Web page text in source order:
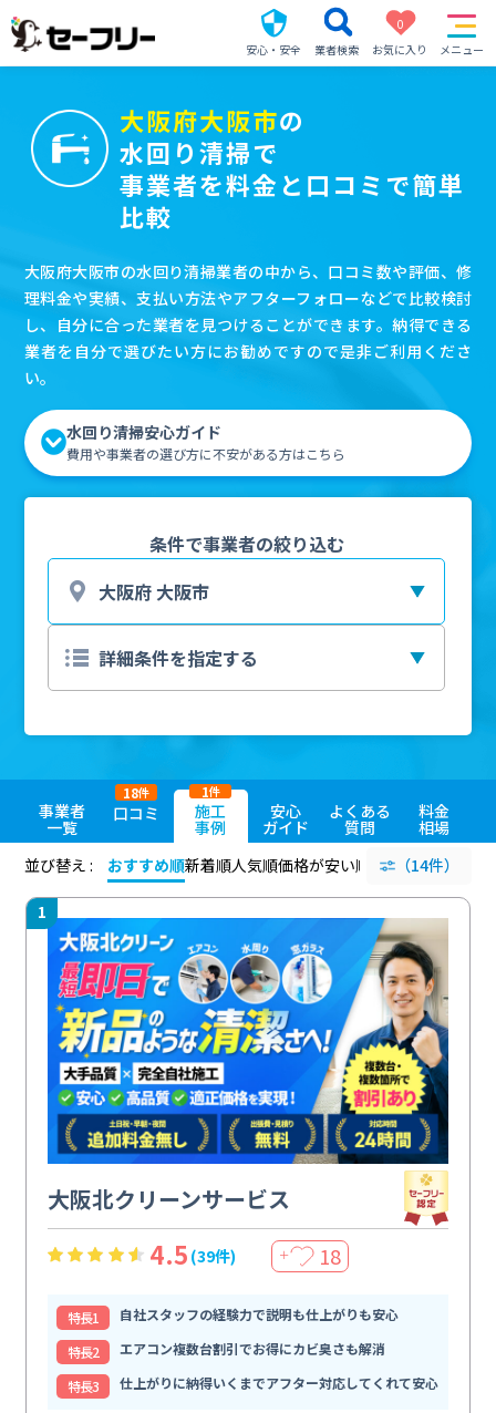
安心・安全 業者検索
0
お気に入り
メニュー
大阪府大阪市の
水回り清掃で
事業者を料金と口コミで簡単
比較
大阪府大阪市の水回り清掃業者の中から、口コミ数や評価、修
理料金や実績、支払い方法やアフターフォローなどで比較検討
し、自分に合った業者を見つけることができます。納得できる
業者を自分で選びたい方にお勧めですので是非ご利用くださ
い。
水回り清掃安心ガイド
費用や事業者の選び方に不安がある方はこちら
条件で事業者の絞り込む
事業者
一覧
口コミ
18件
施工
事例
1件
安心
ガイド
よくある
質問
料金
相場
並び替え :
おすすめ順新着順人気順価格が安い順 評価が高い順
（14件）
1
大阪北クリーンサービス
4.5 (39件) ＋ 18
特⻑1
自社スタッフの経験力で説明も仕上がりも安心
特⻑2
エアコン複数台割引でお得にカビ臭さも解消
特⻑3
仕上がりに納得いくまでアフター対応してくれて安心